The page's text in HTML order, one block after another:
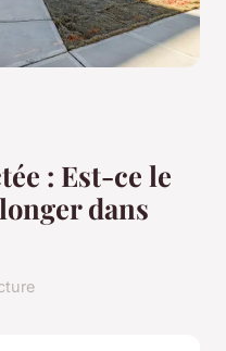
: Est-ce le
dans